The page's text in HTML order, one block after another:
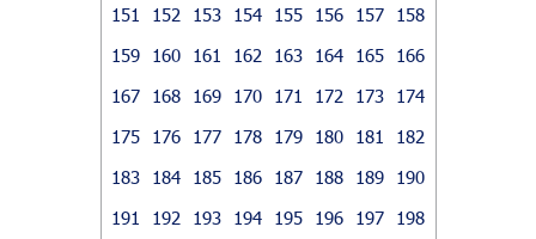
151
152 153 154 155 156 157
158
159
160 161 162 163 164 165
166
167
168 169 170 171 172 173
174
175
176 177 178 179 180 181
182
183
184 185 186 187 188 189
190
191
192 193 194 195 196 197
198